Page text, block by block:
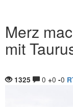
Merz
mit
1325 0 +0 -0